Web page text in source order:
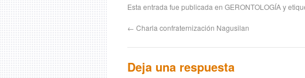
Esta entrada fue publicada en GERONTOLOGÍAy
← Charla confraternización Nagusilan
Deja una respuesta